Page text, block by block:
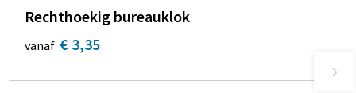
Rechthoekig bureauklok
vanaf € 3,35